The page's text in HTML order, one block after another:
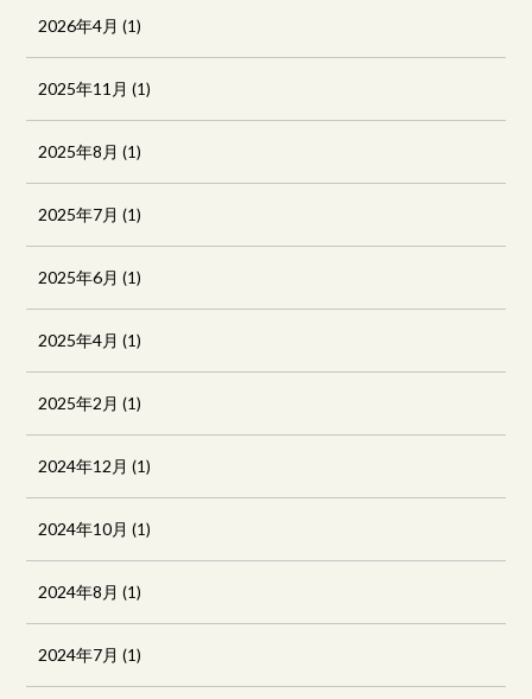
2026年4月 (1)
2025年11月 (1)
2025年8月 (1)
2025年7月 (1)
2025年6月 (1)
2025年4月 (1)
2025年2月 (1)
2024年12月 (1)
2024年10月 (1)
2024年8月 (1)
2024年7月 (1)